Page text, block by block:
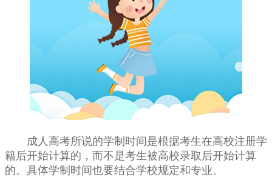
成人高考所说的学制时间是根据考生在高校注册学
籍后开始计算的，而不是考生被高校录取后开始计算
的。具体学制时间也要结合学校规定和专业。